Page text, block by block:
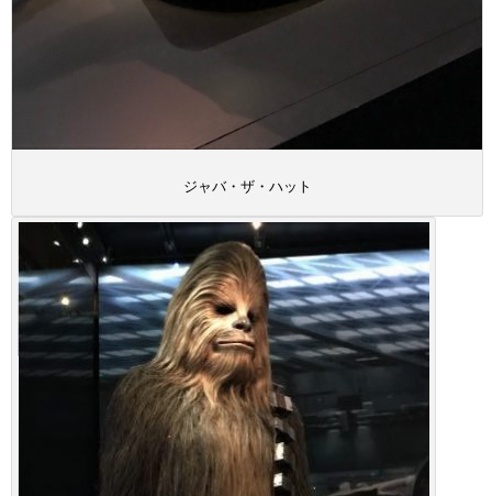
ジャバ・ザ・ハット